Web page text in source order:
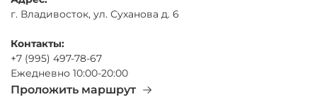
г. Владивосток, ул. Суханова д. 6
Контакты:
+7 (995) 497-78-67
Ежедневно 10:00-20:00
Проложить маршрут